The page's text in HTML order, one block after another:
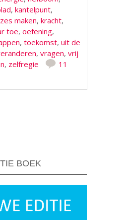
,kantelpunt,
maken,kracht,
toe,oefening,
,toekomst,uit de
,vragen,vrij
, zelfregie
11
BOEK